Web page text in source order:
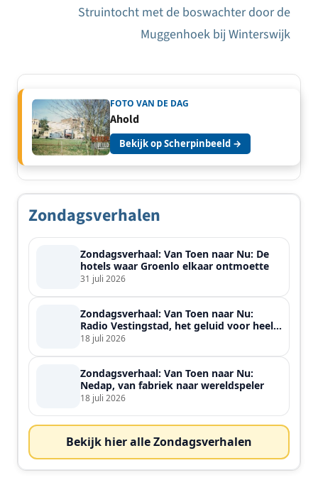
Struintocht met de boswachter door de
Muggenhoek bij Winterswijk
FOTO VAN DE DAG
Ahold
Bekijk op Scherpinbeeld →
Zondagsverhalen
Zondagsverhaal: Van Toen naar Nu: De
hotels waar Groenlo elkaar ontmoette
31 juli 2026
Zondagsverhaal: Van Toen naar Nu:
Radio Vestingstad, het geluid voor heel
de streek
18 juli 2026
Zondagsverhaal: Van Toen naar Nu:
Nedap, van fabriek naar wereldspeler
18 juli 2026
Bekijk hier alle Zondagsverhalen